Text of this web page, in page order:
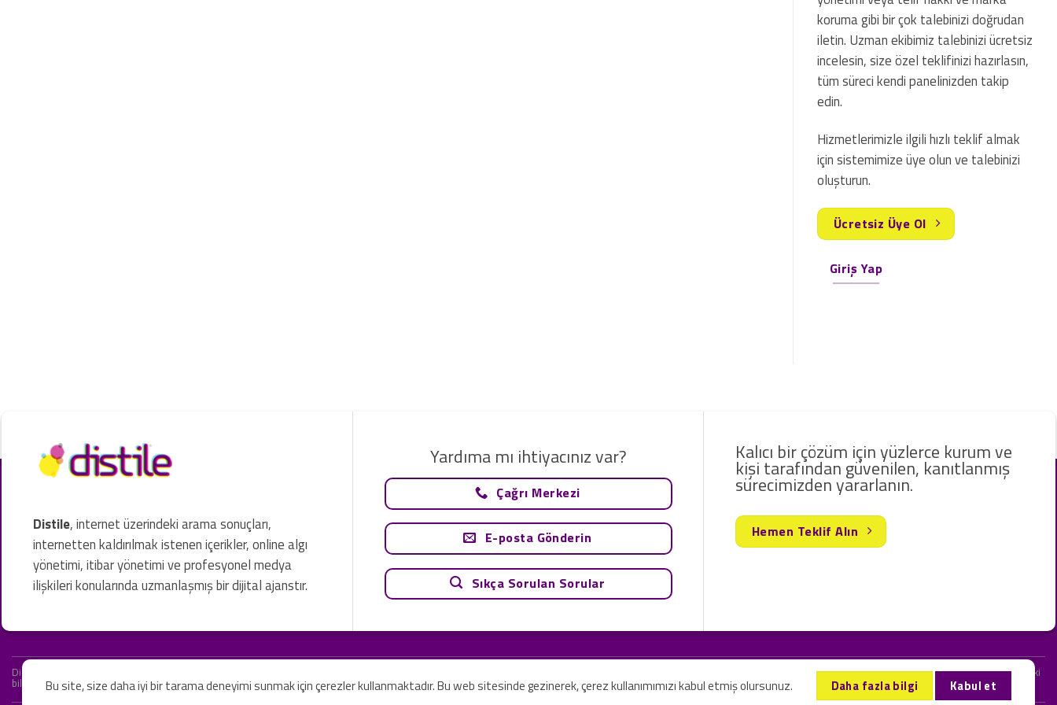
koruma gibi bir çok talebinizi doğrudan
iletin. Uzman ekibimiz talebinizi ücretsiz
incelesin, size özel teklifinizi hazırlasın,
tüm süreci kendi panelinizden takip
edin.
Hizmetlerimizle ilgili hızlı teklif almak
için sistemimize üye olun ve talebinizi
oluşturun.
Ücretsiz Üye Ol
Giriş Yap
Distile, internet üzerindeki arama sonuçları,
internetten kaldırılmak istenen içerikler, online algı
yönetimi, itibar yönetimi ve profesyonel medya
ilişkileri konularında uzmanlaşmış bir dijital ajanstır.
Yardıma mı ihtiyacınız var?
Çağrı Merkezi
E-posta Gönderin
Sıkça Sorulan Sorular
Kalıcı bir çözüm için yüzlerce kurum ve
kişi tarafından güvenilen, kanıtlanmış
sürecimizden yararlanın.
Hemen Teklif Alın
Distile bir hukuk firması değildir ve hizmetlerimizin hiçbiri resmi hukuki tavsiye olarak değerlendirilemez. Sadece teknoloji ve danışmanlık şirketi olarak hizmet vermekteyiz. Web sitemizde ve sizinle kurduğumuz iletişimlerdeki
bilgiler yalnızca genel bilgi niteliğindedir. Yasal tavsiye olarak değerlendirilmesi amaçlanmamıştır.
Bu site, size daha iyi bir tarama deneyimi sunmak için çerezler kullanmaktadır. Bu web sitesinde gezinerek, çerez kullanımımızı kabul etmiş olursunuz. Daha fazla bilgi Kabul et